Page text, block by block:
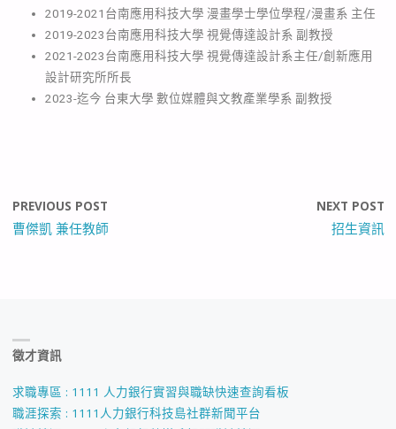
2019-2021台南應用科技大學 漫畫學士學位學程/漫畫系 主任
2019-2023台南應用科技大學 視覺傳達設計系 副教授
2021-2023台南應用科技大學 視覺傳達設計系主任/創新應用
設計研究所所長
2023-迄今 台東大學 數位媒體與文教產業學系 副教授
PREVIOUS POST
曹傑凱 兼任教師
NEXT POST
招生資訊
徵才資訊
求職專區 : 1111 人力銀行實習與職缺快速查詢看板
職涯探索 : 1111人力銀行科技島社群新聞平台